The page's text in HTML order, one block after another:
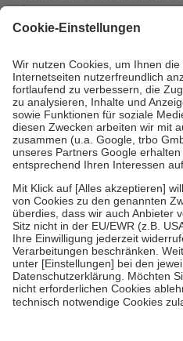
mit.
Grundsätzlich leisten Mitglieder
höchstens zehn Euro.
Es sind
Kosten der Leistung zu entrichten.
Diese Regeln gelten grundsätzlich
Bei Heilmitteln und häuslicher
Zuzahlung zehn Prozent der
Verordnung.
Um das Engagement der
stärken und die besondere
fallenkeine Zuzahlungenan bei:
• Kindern und Jugendlichen bis
mit Ausnahme der Fahrkosten
• Untersuchungen zur Vorsorge
GKV getragen werden
• empfohlenen Schutzimpfungen
• Harn- und Blutteststreifen